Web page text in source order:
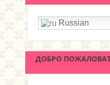
Russian
ДОБРО